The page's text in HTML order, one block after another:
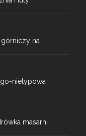
na
nietypowa
masarni